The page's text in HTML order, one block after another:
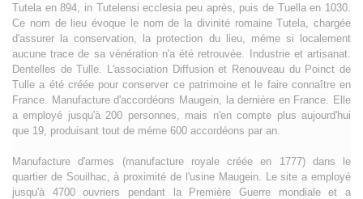
Tutela en 894, in Tutelensi ecclesia peu après, puis de Tuella en 1030.
Ce nom de lieu évoque le nom de la divinité romaine Tutela, chargée
d'assurer la conservation, la protection du lieu, méme si localement
aucune trace de sa vénération n'a été retrouvée. Industrie et artisanat.
Dentelles de Tulle. L'association Diffusion et Renouveau du Poinct de
Tulle a été créée pour conserver ce patrimoine et le faire connaître en
France. Manufacture d'accordéons Maugein, la dernière en France. Elle
a employé jusqu'à 200 personnes, mais n'en compte plus aujourd'hui
que 19, produisant tout de méme 600 accordéons par an.
Manufacture d'armes (manufacture royale créée en 1777) dans le
quartier de Souilhac, à proximité de l'usine Maugein. Le site a employé
jusqu'à 4700 ouvriers pendant la Première Guerre mondiale et a